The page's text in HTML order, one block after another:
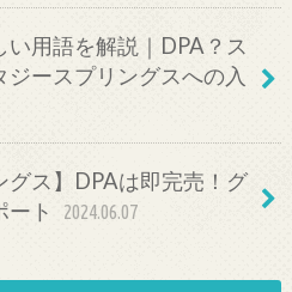
い用語を解説｜DPA？ス
ースプリングスへの入
グス】DPAは即完売！グ
ート
2024.06.07